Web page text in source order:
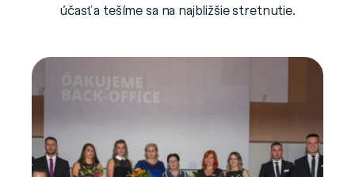
účasť a tešíme sa na najbližšie stretnutie.